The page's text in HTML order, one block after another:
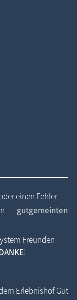
einen Fehler
gutgemeinten
Freunden
DANKE!
Erlebnishof Gut